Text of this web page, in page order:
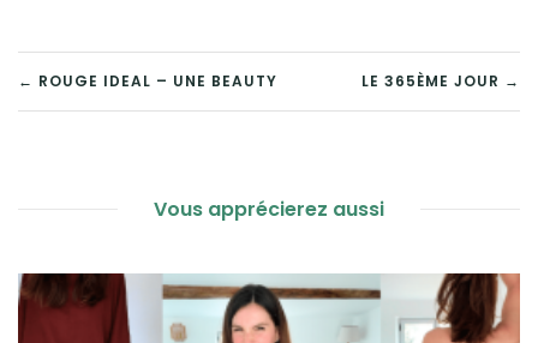
NAVIGATION
← ROUGE IDEAL – UNE BEAUTY LE 365ÈME JOUR →
Vous apprécierez aussi